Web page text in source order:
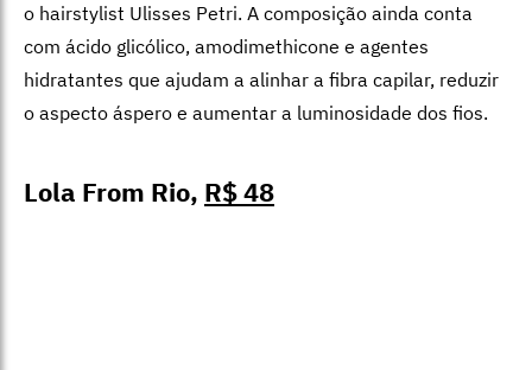
o hairstylist Ulisses Petri. A composição ainda conta
com ácido glicólico, amodimethicone e agentes
hidratantes que ajudam a alinhar a fibra capilar, reduzir
o aspecto áspero e aumentar a luminosidade dos fios.
Lola From Rio, R$ 48